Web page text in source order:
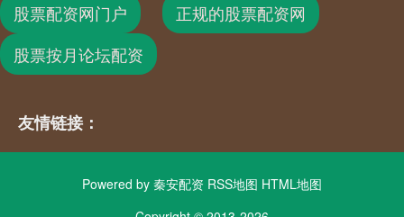
股票配资网门户
正规的股票配资网
股票按月论坛配资
友情链接：
Powered by 秦安配资 RSS地图 HTML地图